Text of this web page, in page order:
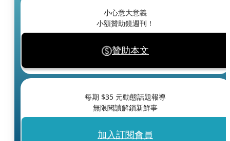
小心意大意義
小額贊助鏡週刊！
贊助本文
每期 $35 元動態話題報導
無限閱讀解鎖新鮮事
加入訂閱會員